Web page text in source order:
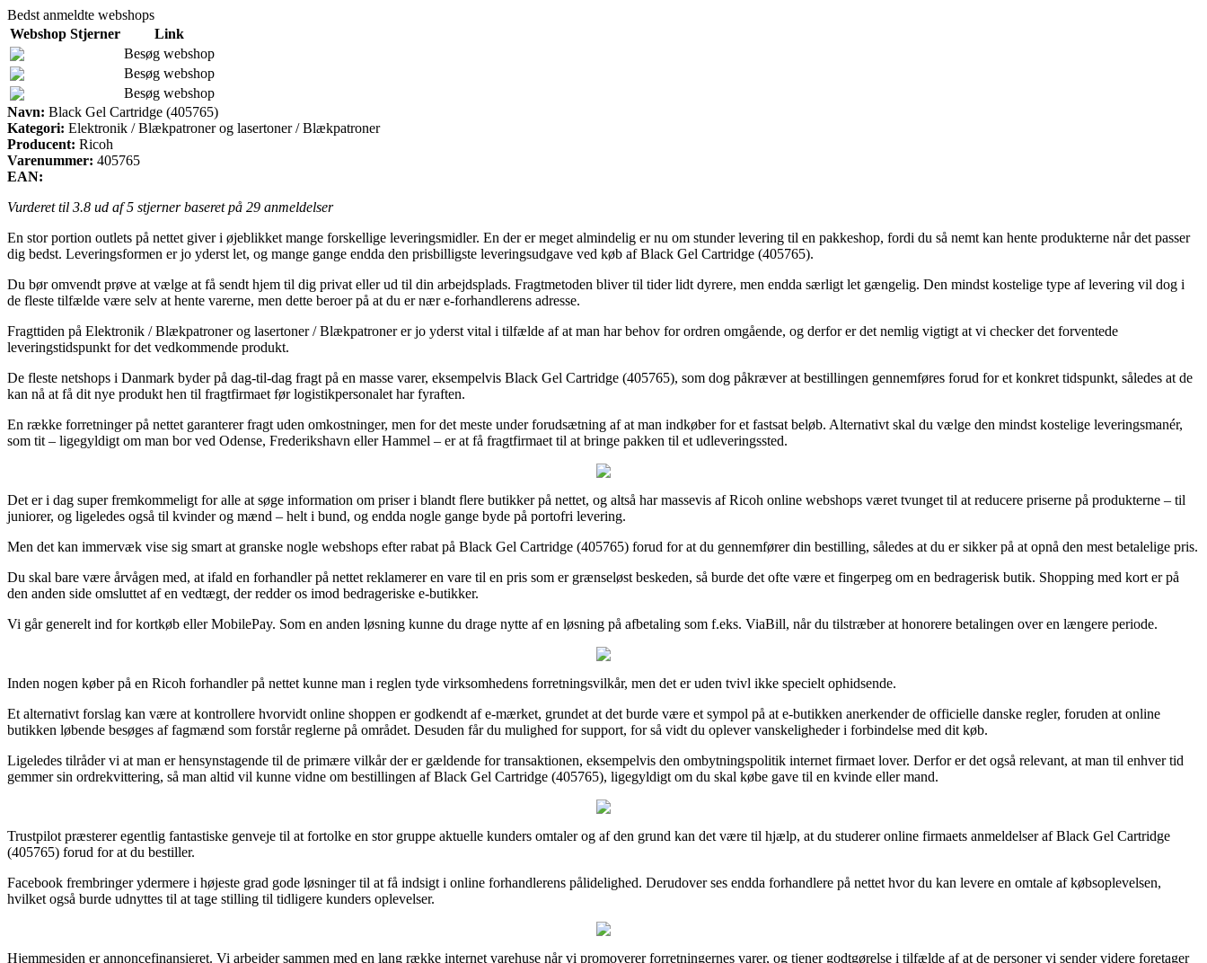
Bedst anmeldte webshops
Webshop Stjerner
Link
Besøg webshop
Besøg webshop
Besøg webshop
Navn: Black Gel Cartridge (405765)
Kategori: Elektronik / Blækpatroner og lasertoner / Blækpatroner
Producent: Ricoh
Varenummer: 405765
EAN:
Vurderet til 3.8 ud af 5 stjerner baseret på 29 anmeldelser
En stor portion outlets på nettet giver i øjeblikket mange forskellige leveringsmidler. En der er meget almindelig er nu om stunder levering til en pakkeshop, fordi du så nemt kan hente produkterne når det passer
dig bedst. Leveringsformen er jo yderst let, og mange gange endda den prisbilligste leveringsudgave ved køb af Black Gel Cartridge (405765).
Du bør omvendt prøve at vælge at få sendt hjem til dig privat eller ud til din arbejdsplads. Fragtmetoden bliver til tider lidt dyrere, men endda særligt let gængelig. Den mindst kostelige type af levering vil dog i
de fleste tilfælde være selv at hente varerne, men dette beroer på at du er nær e-forhandlerens adresse.
Fragttiden på Elektronik / Blækpatroner og lasertoner / Blækpatroner er jo yderst vital i tilfælde af at man har behov for ordren omgående, og derfor er det nemlig vigtigt at vi checker det forventede
leveringstidspunkt for det vedkommende produkt.
De fleste netshops i Danmark byder på dag-til-dag fragt på en masse varer, eksempelvis Black Gel Cartridge (405765), som dog påkræver at bestillingen gennemføres forud for et konkret tidspunkt, således at de
kan nå at få dit nye produkt hen til fragtfirmaet før logistikpersonalet har fyraften.
En række forretninger på nettet garanterer fragt uden omkostninger, men for det meste under forudsætning af at man indkøber for et fastsat beløb. Alternativt skal du vælge den mindst kostelige leveringsmanér,
som tit – ligegyldigt om man bor ved Odense, Frederikshavn eller Hammel – er at få fragtfirmaet til at bringe pakken til et udleveringssted.
Det er i dag super fremkommeligt for alle at søge information om priser i blandt flere butikker på nettet, og altså har massevis af Ricoh online webshops været tvunget til at reducere priserne på produkterne – til
juniorer, og ligeledes også til kvinder og mænd – helt i bund, og endda nogle gange byde på portofri levering.
Men det kan immervæk vise sig smart at granske nogle webshops efter rabat på Black Gel Cartridge (405765) forud for at du gennemfører din bestilling, således at du er sikker på at opnå den mest betalelige pris.
Du skal bare være årvågen med, at ifald en forhandler på nettet reklamerer en vare til en pris som er grænseløst beskeden, så burde det ofte være et fingerpeg om en bedragerisk butik. Shopping med kort er på
den anden side omsluttet af en vedtægt, der redder os imod bedrageriske e-butikker.
Vi går generelt ind for kortkøb eller MobilePay. Som en anden løsning kunne du drage nytte af en løsning på afbetaling som f.eks. ViaBill, når du tilstræber at honorere betalingen over en længere periode.
Inden nogen køber på en Ricoh forhandler på nettet kunne man i reglen tyde virksomhedens forretningsvilkår, men det er uden tvivl ikke specielt ophidsende.
Et alternativt forslag kan være at kontrollere hvorvidt online shoppen er godkendt af e-mærket, grundet at det burde være et sympol på at e-butikken anerkender de officielle danske regler, foruden at online
butikken løbende besøges af fagmænd som forstår reglerne på området. Desuden får du mulighed for support, for så vidt du oplever vanskeligheder i forbindelse med dit køb.
Ligeledes tilråder vi at man er hensynstagende til de primære vilkår der er gældende for transaktionen, eksempelvis den ombytningspolitik internet firmaet lover. Derfor er det også relevant, at man til enhver tid
gemmer sin ordrekvittering, så man altid vil kunne vidne om bestillingen af Black Gel Cartridge (405765), ligegyldigt om du skal købe gave til en kvinde eller mand.
Trustpilot præsterer egentlig fantastiske genveje til at fortolke en stor gruppe aktuelle kunders omtaler og af den grund kan det være til hjælp, at du studerer online firmaets anmeldelser af Black Gel Cartridge
(405765) forud for at du bestiller.
Facebook frembringer ydermere i højeste grad gode løsninger til at få indsigt i online forhandlerens pålidelighed. Derudover ses endda forhandlere på nettet hvor du kan levere en omtale af købsoplevelsen,
hvilket også burde udnyttes til at tage stilling til tidligere kunders oplevelser.
Hjemmesiden er annoncefinansieret. Vi arbejder sammen med en lang række internet varehuse når vi promoverer forretningernes varer, og tjener godtgørelse i tilfælde af at de personer vi sender videre foretager